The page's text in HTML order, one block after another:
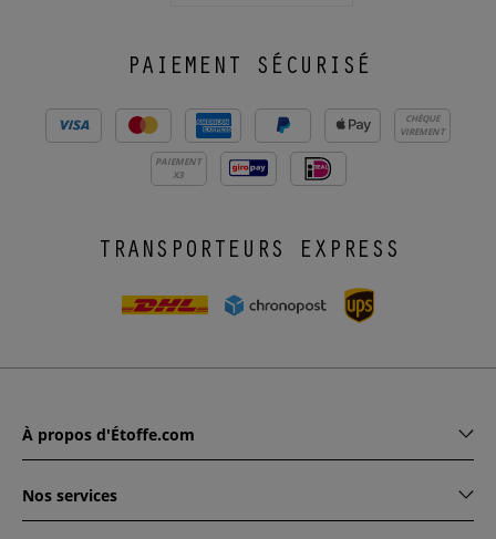
PAIEMENT SÉCURISÉ
CHÈQUE
VIREMENT
PAIEMENT
X3
TRANSPORTEURS EXPRESS
À propos d'Étoffe.com
Nos services